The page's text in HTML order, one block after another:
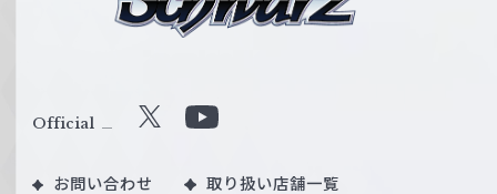
ル
Official X
u
お問い合わせ 取り扱い店舗一覧